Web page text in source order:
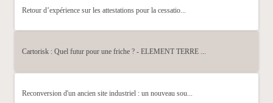
Retour d’expérience sur les attestations pour la cessatio...
Cartorisk : Quel futur pour une friche ? - ELEMENT TERRE ...
Reconversion d'un ancien site industriel : un nouveau sou...